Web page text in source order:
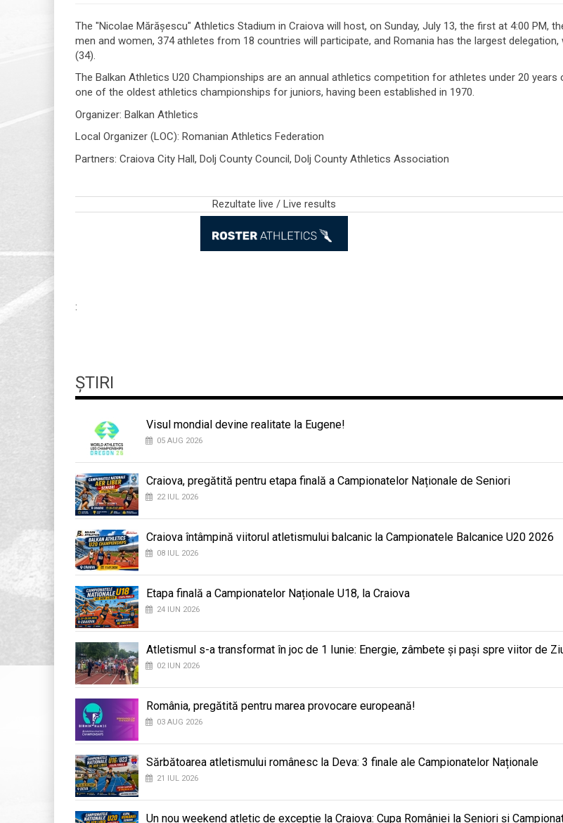
The "Nicolae Mărăşescu" Athletics Stadium in Craiova will host, on Sunday, July 13, the first at 4:00 PM,
men and women, 374 athletes from 18 countries will participate, and Romania has the largest
(34).
The Balkan Athletics U20 Championships are an annual athletics competition for athletes under 20
one of the oldest athletics championships for juniors, having been established in 1970.
Organizer: Balkan Athletics
Local Organizer (LOC): Romanian Athletics Federation
Partners: Craiova City Hall, Dolj County Council, Dolj County Athletics Association
Rezultate live / Live results
:
ȘTIRI
Visul mondial devine realitate la Eugene!
05 AUG 2026
Craiova, pregătită pentru etapa finală a Campionatelor Naționale de Seniori
22 IUL 2026
Craiova întâmpină viitorul atletismului balcanic la Campionatele Balcanice U20 2026
08 IUL 2026
Etapa finală a Campionatelor Naționale U18, la Craiova
24 IUN 2026
Atletismul s-a transformat în joc de 1 Iunie: Energie, zâmbete și pași spre viitor de
02 IUN 2026
România, pregătită pentru marea provocare europeană!
03 AUG 2026
Sărbătoarea atletismului românesc la Deva: 3 finale ale Campionatelor Naționale
21 IUL 2026
Un nou weekend atletic de excepție la Craiova: Cupa României la Seniori și